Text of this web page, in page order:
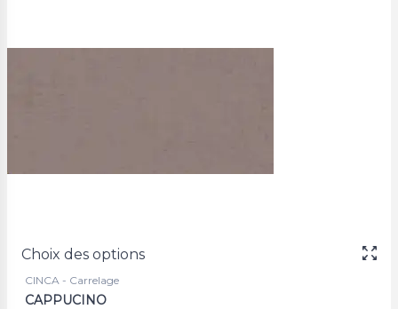
Choix des options
CINCA - Carrelage
CAPPUCINO